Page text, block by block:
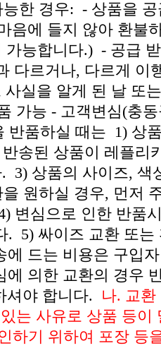
한 경우: - 상품을
음에 들지 않아 환불
가능합니다.) - 공급
다르거나, 다르게 이
사실을 알게 된 날 또
가능 - 고객변심(충
반품하실 때는 1) 상
반송된 상품이 레플리
3) 상품의 사이즈, 색
원하실 경우, 먼저
변심으로 인한 반품
. 5) 싸이즈 교환 또는
에 드는 비용은 구입
에 의한 교환의 경우
셔야 합니다.
나. 교
는 사유로 상품 등이
하기 위하여 포장 등